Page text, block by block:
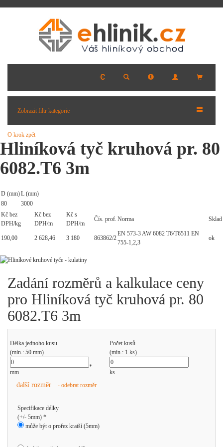
Zobrazit filtr kategorie
O krok zpět
Hliníková tyč kruhová pr. 80
6082.T6 3m
D (mm)L (mm)
80
3000
Kč bez
DPH/kg
Kč bez
DPH/m
Kč s
DPH/m
Čís. prof. Norma Sklad
190,00 2 628,46 3 180 863862/2
EN 573-3 AW 6082 T6/T6511 EN
755-1,2,3
ok
Zadání rozměrů a kalkulace ceny
pro Hliníková tyč kruhová pr. 80
6082.T6 3m
Délka jednoho kusu
(min.: 50 mm)
Počet kusů
(min.: 1 ks)
mm
*
ks
další rozměr - odebrat rozměr
Specifikace délky
(+/- 5mm) *
může být o prořez kratší (5mm)